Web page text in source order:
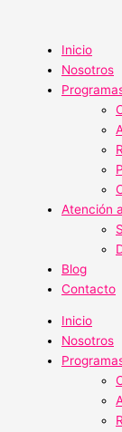
contenidoInicio
Nosotros
Atención
Blog
Contacto
Inicio
Nosotros